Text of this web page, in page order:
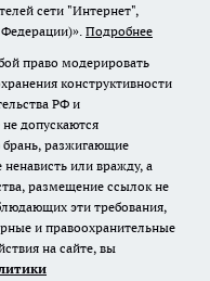
сети "Интернет",
Подробнее
право модерировать
конструктивности
РФ и
допускаются
разжигающие
или вражду, а
размещение ссылок не
эти требования,
и правоохранительные
на сайте, вы